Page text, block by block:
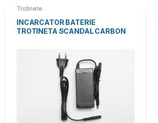
Trotinete
INCARCATOR BATERIE
TROTINETA SCANDAL CARBON